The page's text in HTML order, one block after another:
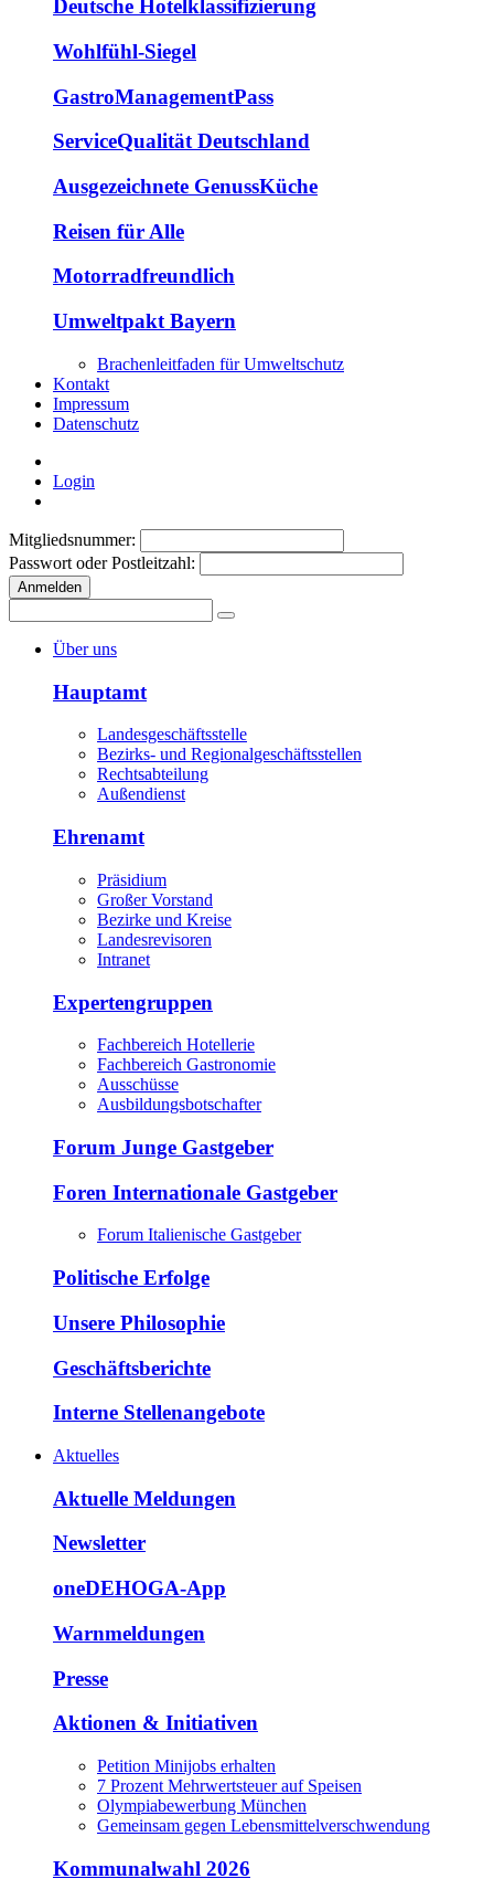
Deutsche Hotelklassifizierung
Wohlfühl-Siegel
GastroManagementPass
ServiceQualität Deutschland
Ausgezeichnete GenussKüche
Reisen für Alle
Motorradfreundlich
Umweltpakt Bayern
Brachenleitfaden für Umweltschutz
Kontakt
Impressum
Datenschutz
Login
Mitgliedsnummer:
Passwort oder Postleitzahl:
Anmelden
Über uns
Hauptamt
Landesgeschäftsstelle
Bezirks- und Regionalgeschäftsstellen
Rechtsabteilung
Außendienst
Ehrenamt
Präsidium
Großer Vorstand
Bezirke und Kreise
Landesrevisoren
Intranet
Expertengruppen
Fachbereich Hotellerie
Fachbereich Gastronomie
Ausschüsse
Ausbildungsbotschafter
Forum Junge Gastgeber
Foren Internationale Gastgeber
Forum Italienische Gastgeber
Politische Erfolge
Unsere Philosophie
Geschäftsberichte
Interne Stellenangebote
Aktuelles
Aktuelle Meldungen
Newsletter
oneDEHOGA-App
Warnmeldungen
Presse
Aktionen & Initiativen
Petition Minijobs erhalten
7 Prozent Mehrwertsteuer auf Speisen
Olympiabewerbung München
Gemeinsam gegen Lebensmittelverschwendung
Kommunalwahl 2026